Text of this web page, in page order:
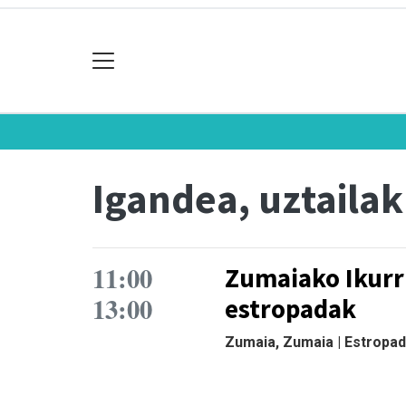
Igandea,
11:00
13:00
Zumaiako
estropadak
Zumaia, Zumaia |